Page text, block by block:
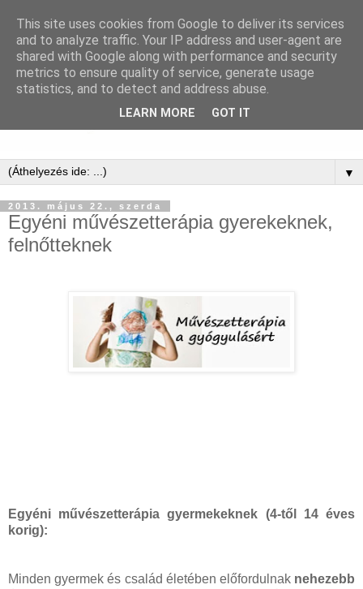
▼
2013. május 22., szerda
Egyéni művészetterápia gyerekeknek,
felnőtteknek
Egyéni művészetterápia gyermekeknek (4-től 14 éves
korig):
Minden gyermek és család életében előfordulnak nehezebb
This site uses cookies from Google to deliver its services
and to analyze traffic. Your IP address and user-agent are
shared with Google along with performance and security
metrics to ensure quality of service, generate usage
statistics, and to detect and address abuse.
LEARN MORE GOT IT